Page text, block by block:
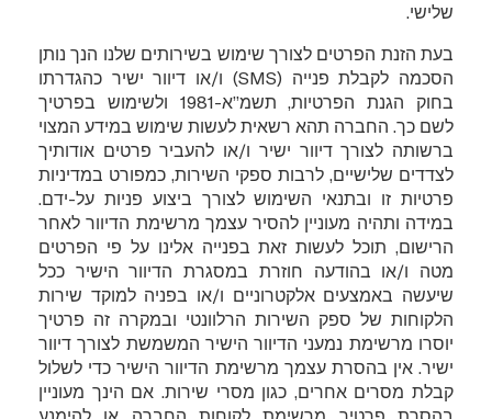
שלישי.
בעת הזנת הפרטים לצורך שימוש בשירותים שלנו הנך נותן
הסכמה לקבלת פנייה (SMS) ו/או דיוור ישיר כהגדרתו
בחוק הגנת הפרטיות, תשמ”א-1981 ולשימוש בפרטיך
לשם כך. החברה תהא רשאית לעשות שימוש במידע המצוי
ברשותה לצורך דיוור ישיר ו/או להעביר פרטים אודותיך
לצדדים שלישיים, לרבות ספקי השירות, כמפורט במדיניות
פרטיות זו ובתנאי השימוש לצורך ביצוע פניות על-ידם.
במידה ותהיה מעוניין להסיר עצמך מרשימת הדיוור לאחר
הרישום, תוכל לעשות זאת בפנייה אלינו על פי הפרטים
מטה ו/או בהודעה חוזרת במסגרת הדיוור הישיר ככל
שיעשה באמצעים אלקטרוניים ו/או בפניה למוקד שירות
הלקוחות של ספק השירות הרלוונטי ובמקרה זה פרטיך
יוסרו מרשימת נמעני הדיוור הישיר המשמשת לצורך דיוור
ישיר. אין בהסרת עצמך מרשימת הדיוור הישיר כדי לשלול
קבלת מסרים אחרים, כגון מסרי שירות. אם הינך מעוניין